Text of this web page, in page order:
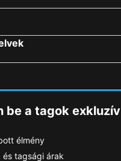
be a tagok exkluzív
élmény
és tagsági árak